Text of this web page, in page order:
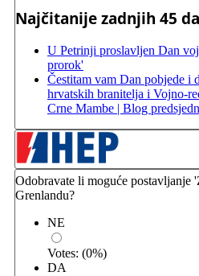
Najčitanije zadnjih 45
U Petrinji proslavljen Dan
prorok'
Čestitam vam Dan pobjede i
hrvatskih branitelja i Vojno-
Crne Mambe | Blog
Odobravate li moguće postavljanje
Grenlandu?
NE
Votes: (0%)
DA